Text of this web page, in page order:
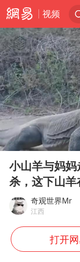
视频
Play
00:00
小山羊与妈
杀，这下山
奇观世界Mr
江西
打开